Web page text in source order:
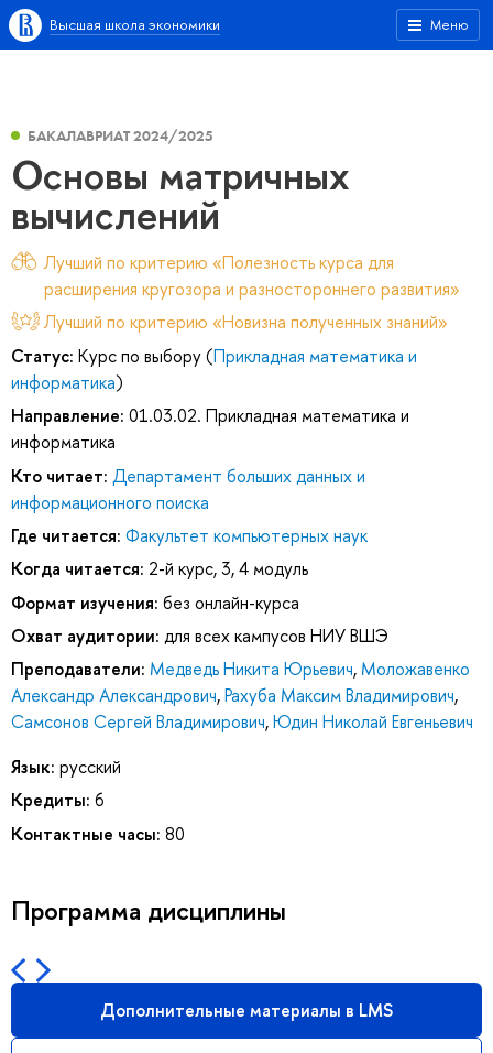
Меню
Высшая школа экономики
БАКАЛАВРИАТ 2024/2025
Основы матричных
вычислений
Лучший по критерию «Полезность курса для
расширения кругозора и разностороннего развития»
Лучший по критерию «Новизна полученных знаний»
Статус: Курс по выбору (Прикладная математика и
информатика)
Направление: 01.03.02. Прикладная математика и
информатика
Кто читает: Департамент больших данных и
информационного поиска
Где читается: Факультет компьютерных наук
Когда читается: 2-й курс, 3, 4 модуль
Формат изучения: без онлайн-курса
Охват аудитории: для всех кампусов НИУ ВШЭ
Преподаватели: Медведь Никита Юрьевич, Моложавенко
Александр Александрович,Рахуба Максим Владимирович,
Самсонов Сергей Владимирович,Юдин Николай Евгеньевич
Язык: русский
Кредиты: 6
Контактные часы: 80
Программа дисциплины
Дополнительные материалы в LMS